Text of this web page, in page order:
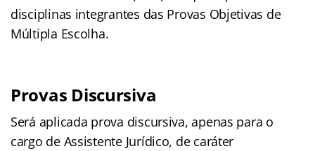
disciplinas integrantes das Provas Objetivas de
Múltipla Escolha.
Provas Discursiva
Será aplicada prova discursiva, apenas para o
cargo de Assistente Jurídico, de caráter